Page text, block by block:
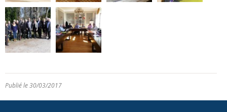
Publié le 30/03/2017